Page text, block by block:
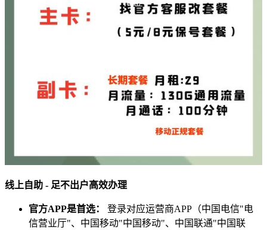
线上自助 - 足不出户高效办理
官方APP是首选：
登录对应运营商APP（中国电信"电
信营业厅"、中国移动"中国移动"、中国联通"中国联